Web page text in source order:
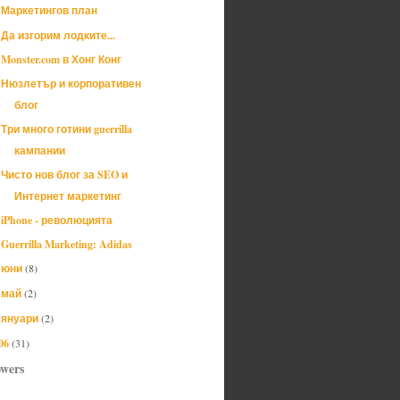
Маркетингов план
Да изгорим лодките...
Monster.com в Хонг Конг
Нюзлетър и корпоративен
блог
Три много готини guerrilla
кампании
Чисто нов блог за SEO и
Интернет маркетинг
iPhone - революцията
Guerrilla Marketing: Adidas
юни(8)
май(2)
януари(2)
(31)